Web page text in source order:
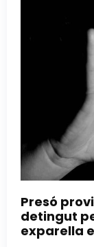
Presó
detingut
exparella